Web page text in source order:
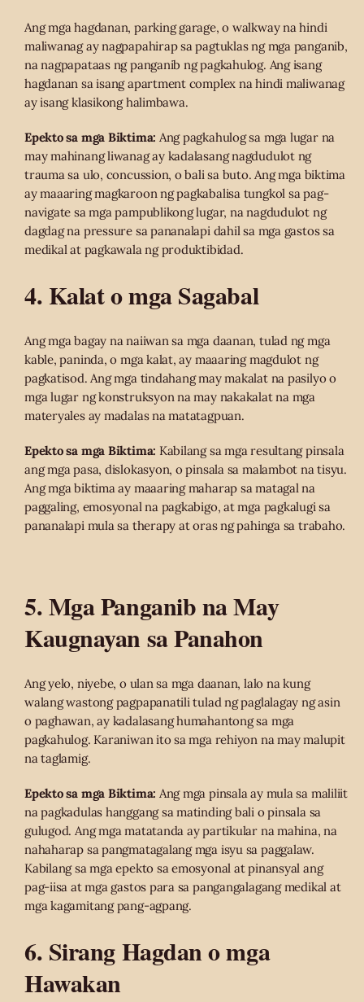
Ang mga hagdanan, parking garage, o walkway na hindi
maliwanag ay nagpapahirap sa pagtuklas ng mga panganib,
na nagpapataas ng panganib ng pagkahulog. Ang isang
hagdanan sa isang apartment complex na hindi maliwanag
ay isang klasikong halimbawa.
Epekto sa mga Biktima: Ang pagkahulog sa mga lugar na
may mahinang liwanag ay kadalasang nagdudulot ng
trauma sa ulo, concussion, o bali sa buto. Ang mga biktima
ay maaaring magkaroon ng pagkabalisa tungkol sa pag-
navigate sa mga pampublikong lugar, na nagdudulot ng
dagdag na pressure sa pananalapi dahil sa mga gastos sa
medikal at pagkawala ng produktibidad.
4. Kalat o mga Sagabal
Ang mga bagay na naiiwan sa mga daanan, tulad ng mga
kable, paninda, o mga kalat, ay maaaring magdulot ng
pagkatisod. Ang mga tindahang may makalat na pasilyo o
mga lugar ng konstruksyon na may nakakalat na mga
materyales ay madalas na matatagpuan.
Epekto sa mga Biktima: Kabilang sa mga resultang pinsala
ang mga pasa, dislokasyon, o pinsala sa malambot na tisyu.
Ang mga biktima ay maaaring maharap sa matagal na
paggaling, emosyonal na pagkabigo, at mga pagkalugi sa
pananalapi mula sa therapy at oras ng pahinga sa trabaho.
5. Mga Panganib na May
Kaugnayan sa Panahon
Ang yelo, niyebe, o ulan sa mga daanan, lalo na kung
walang wastong pagpapanatili tulad ng paglalagay ng asin
o paghawan, ay kadalasang humahantong sa mga
pagkahulog. Karaniwan ito sa mga rehiyon na may malupit
na taglamig.
Epekto sa mga Biktima: Ang mga pinsala ay mula sa maliliit
na pagkadulas hanggang sa matinding bali o pinsala sa
gulugod. Ang mga matatanda ay partikular na mahina, na
nahaharap sa pangmatagalang mga isyu sa paggalaw.
Kabilang sa mga epekto sa emosyonal at pinansyal ang
pag-iisa at mga gastos para sa pangangalagang medikal at
mga kagamitang pang-agpang.
6. Sirang Hagdan o mga
Hawakan